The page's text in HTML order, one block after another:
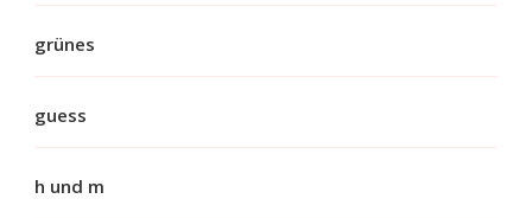
grünes
guess
h und m